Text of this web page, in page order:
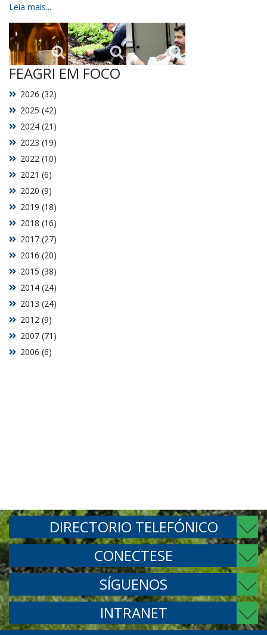
Leia mais...
FEAGRI EM FOCO
2006 (6)
2007 (71)
2012 (9)
2013 (24)
2014 (24)
2015 (38)
2016 (20)
2017 (27)
2018 (16)
2019 (18)
2020 (9)
2021 (6)
2022 (10)
2023 (19)
2024 (21)
2025 (42)
2026 (32)
DIRECTORIO TELEFÓNICO
CONECTESE
SÍGUENOS
INTRANET